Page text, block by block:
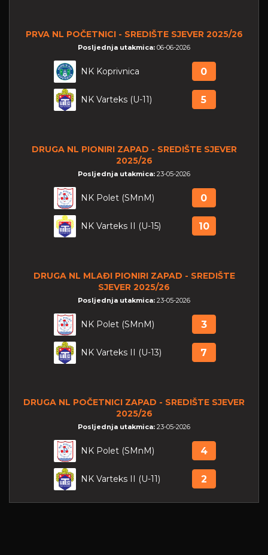
PRVA NL POČETNICI - SREDIŠTE SJEVER 2025/26
Posljednja utakmica: 06-06-2026
NK Koprivnica 0
NK Varteks (U-11) 5
DRUGA NL PIONIRI ZAPAD - SREDIŠTE SJEVER
2025/26
Posljednja utakmica: 23-05-2026
NK Polet (SMnM) 0
NK Varteks II (U-15) 10
DRUGA NL MLAĐI PIONIRI ZAPAD - SREDIŠTE
SJEVER 2025/26
Posljednja utakmica: 23-05-2026
NK Polet (SMnM) 3
NK Varteks II (U-13) 7
DRUGA NL POČETNICI ZAPAD - SREDIŠTE SJEVER
2025/26
Posljednja utakmica: 23-05-2026
NK Polet (SMnM) 4
NK Varteks II (U-11) 2